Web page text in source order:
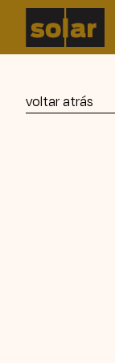
voltar atrás
Solar